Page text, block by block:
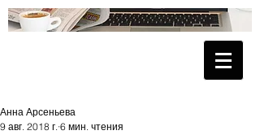
Анна Арсеньева
9 авг. 2018 г. 6 мин. чтения